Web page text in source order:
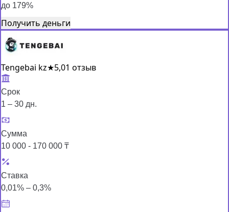
до 179%
Получить деньги
Tengebai kz★5,01 отзыв
Срок
1 – 30 дн.
Сумма
10 000 - 170 000 ₸
Ставка
0,01% – 0,3%